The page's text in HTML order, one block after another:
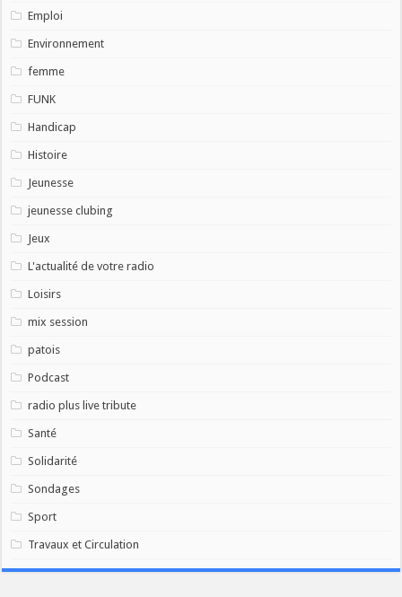
Emploi
Environnement
femme
FUNK
Handicap
Histoire
Jeunesse
jeunesse clubing
Jeux
L'actualité de votre radio
Loisirs
mix session
patois
Podcast
radio plus live tribute
Santé
Solidarité
Sondages
Sport
Travaux et Circulation